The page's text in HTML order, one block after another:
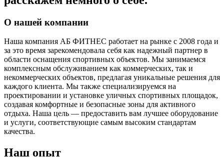
О нашей компании
Наша компания АБ ФИТНЕС работает на рынке с 2008 года и
за это время зарекомендовала себя как надежный партнер в
области оснащения спортивных объектов. Мы занимаемся
комплексным обслуживанием как коммерческих, так и
некоммерческих объектов, предлагая уникальные решения для
каждого клиента. Мы также специализируемся на
проектировании и установке уличных спортивных площадок,
создавая комфортные и безопасные зоны для активного
отдыха. Наша цель — предоставить вам лучшее оборудование
и услуги, соответствующие самым высоким стандартам
качества.
Наш опыт